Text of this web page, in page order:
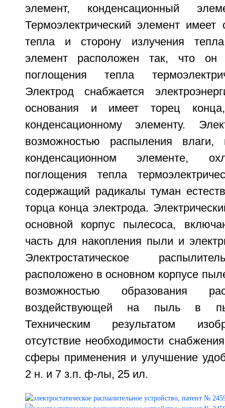
элемент, конденсационный
Термоэлектрический элемент имеет
тепла и сторону излучения
элемент расположен так, что он
поглощения тепла
Электрод снабжается
основания и имеет торец
конденсационному элементу.
возможностью распыления влаги,
конденсационном элементе,
поглощения тепла
содержащий радикалы туман
торца конца электрода.
основной корпус пылесоса,
часть для накопления пыли и
Электростатическое
расположено в основном корпусе
возможностью образования
воздействующей на пыль в
Техническим результатом
отсутствие необходимости
сферы применения и улучшение
2 н. и 7 з.п. ф-лы, 25 ил.